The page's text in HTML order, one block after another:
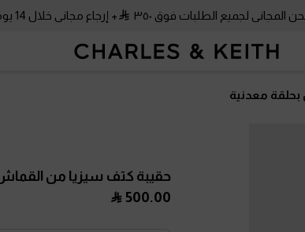
المجاني لجميع الطلبات فوق ٣٥٠ + إرجاع مجاني خلال 14 يومًا!
معدنية
حقيبة كتف سيزيا من
500.00